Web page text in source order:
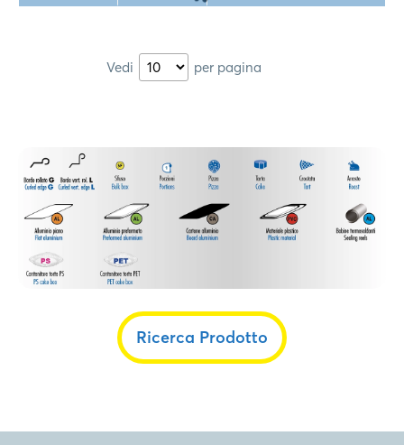
Vedi per pagina
Ricerca Prodotto